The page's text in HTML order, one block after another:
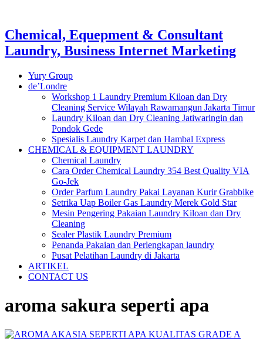
Chemical, Equepment & Consultant
Laundry, Business Internet Marketing
Yury Group
de’Londre
Workshop 1 Laundry Premium Kiloan dan Dry
Cleaning Service Wilayah Rawamangun Jakarta Timur
Laundry Kiloan dan Dry Cleaning Jatiwaringin dan
Pondok Gede
Spesialis Laundry Karpet dan Hambal Express
CHEMICAL & EQUIPMENT LAUNDRY
Chemical Laundry
Cara Order Chemical Laundry 354 Best Quality VIA
Go-Jek
Order Parfum Laundry Pakai Layanan Kurir Grabbike
Setrika Uap Boiler Gas Laundry Merek Gold Star
Mesin Pengering Pakaian Laundry Kiloan dan Dry
Cleaning
Sealer Plastik Laundry Premium
Penanda Pakaian dan Perlengkapan laundry
Pusat Pelatihan Laundry di Jakarta
ARTIKEL
CONTACT US
aroma sakura seperti apa